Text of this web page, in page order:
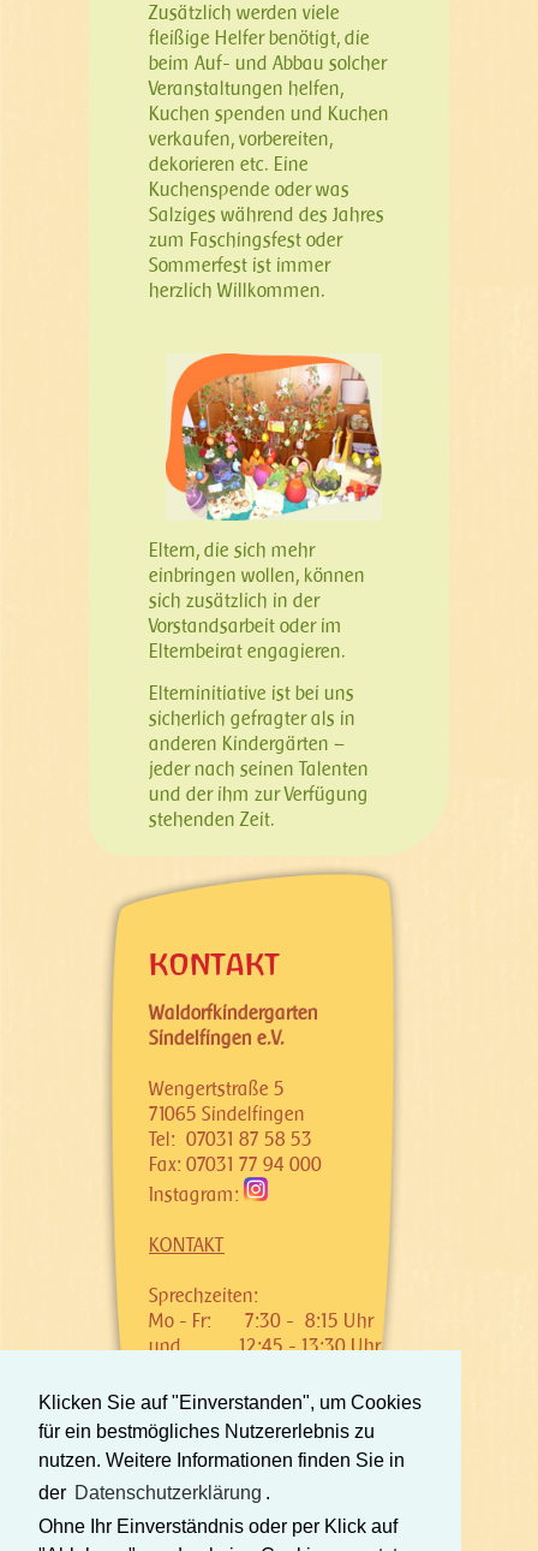
Klicken Sie auf "Einverstanden", um Cookies
für ein bestmögliches Nutzererlebnis zu
nutzen. Weitere Informationen finden Sie in
der Datenschutzerklärung .
Ohne Ihr Einverständnis oder per Klick auf
Zusätzlich werden viele
fleißige Helfer benötigt, die
beim Auf- und Abbau solcher
Veranstaltungen helfen,
Kuchen spenden und Kuchen
verkaufen, vorbereiten,
dekorieren etc. Eine
Kuchenspende oder was
Salziges während des Jahres
zum Faschingsfest oder
Sommerfest ist immer
herzlich Willkommen.
Eltern, die sich mehr
einbringen wollen, können
sich zusätzlich in der
Vorstandsarbeit oder im
Elternbeirat engagieren.
Elterninitiative ist bei uns
sicherlich gefragter als in
anderen Kindergärten –
jeder nach seinen Talenten
und der ihm zur Verfügung
stehenden Zeit.
KONTAKT
Waldorfkindergarten
Sindelfingen e.V.
Wengertstraße 5
71065 Sindelfingen
Tel: 07031 87 58 53
Fax: 07031 77 94 000
Instagram:
KONTAKT
Sprechzeiten:
Mo - Fr:
7:30 - 8:15 Uhr
und
12:45 - 13:30 Uhr
©
WALDORFKINDERGARTEN